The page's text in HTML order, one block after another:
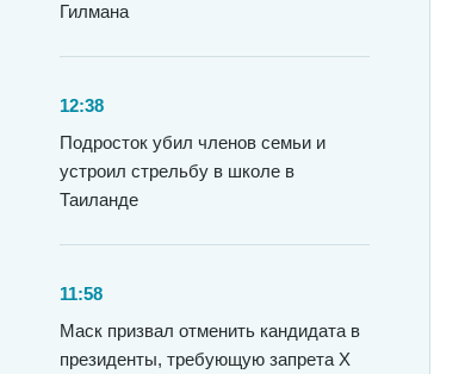
Гилмана
12:38
Подросток убил членов семьи и
устроил стрельбу в школе в
Таиланде
11:58
Маск призвал отменить кандидата в
президенты, требующую запрета X